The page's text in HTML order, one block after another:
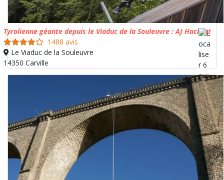
Tyrolienne géante depuis le Viaduc de la Souleuvre : AJ Hackett
1488 avis
Le Viaduc de la Souleuvre
14350 Carville